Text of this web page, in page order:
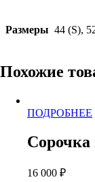
Размеры 44 (S),
Похожие
ПОДРОБНЕЕ
Сорочка
16 000 ₽